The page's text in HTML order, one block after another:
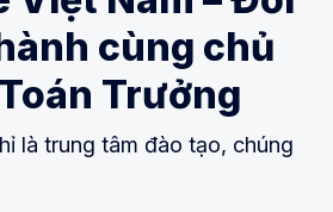
cùng chủ
Trưởng
là trung tâm đào tạo, chúng